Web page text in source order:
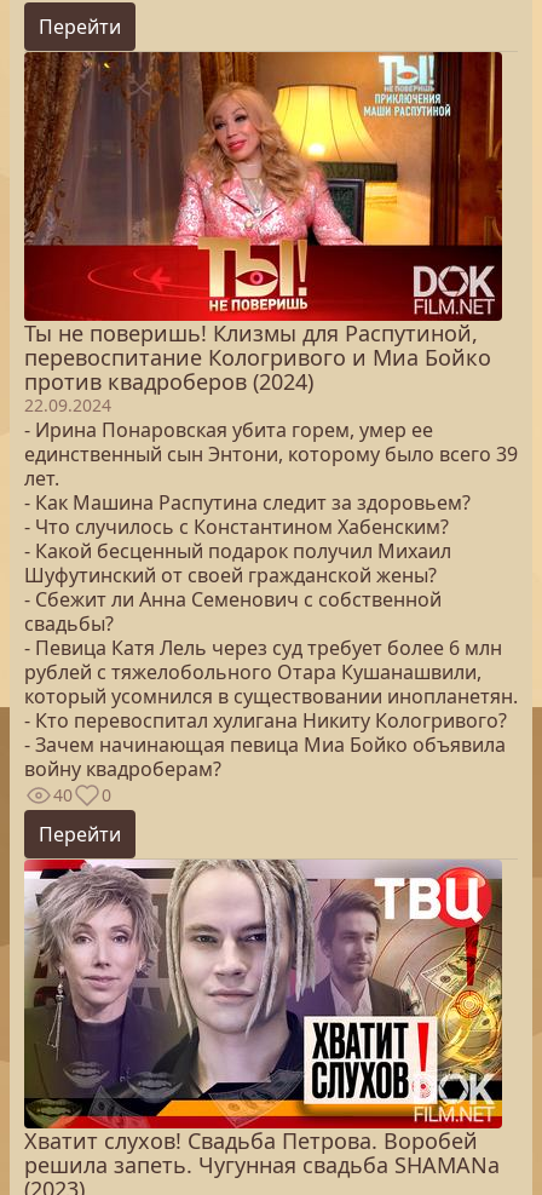
Перейти
Ты не поверишь! Клизмы для Распутиной,
перевоспитание Кологривого и Миа Бойко
против квадроберов (2024)
22.09.2024
- Ирина Понаровская убита горем, умер ее
единственный сын Энтони, которому было всего 39
лет.
- Как Машина Распутина следит за здоровьем?
- Что случилось с Константином Хабенским?
- Какой бесценный подарок получил Михаил
Шуфутинский от своей гражданской жены?
- Сбежит ли Анна Семенович с собственной
свадьбы?
- Певица Катя Лель через суд требует более 6 млн
рублей с тяжелобольного Отара Кушанашвили,
который усомнился в существовании инопланетян.
- Кто перевоспитал хулигана Никиту Кологривого?
- Зачем начинающая певица Миа Бойко объявила
войну квадроберам?
40 0
Перейти
Хватит слухов! Свадьба Петрова. Воробей
решила запеть. Чугунная свадьба SHAMANа
(2023)